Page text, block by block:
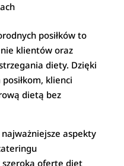
posiłków to
klientów oraz
diety. Dzięki
klienci
dietą bez
aspekty
ofertę diet